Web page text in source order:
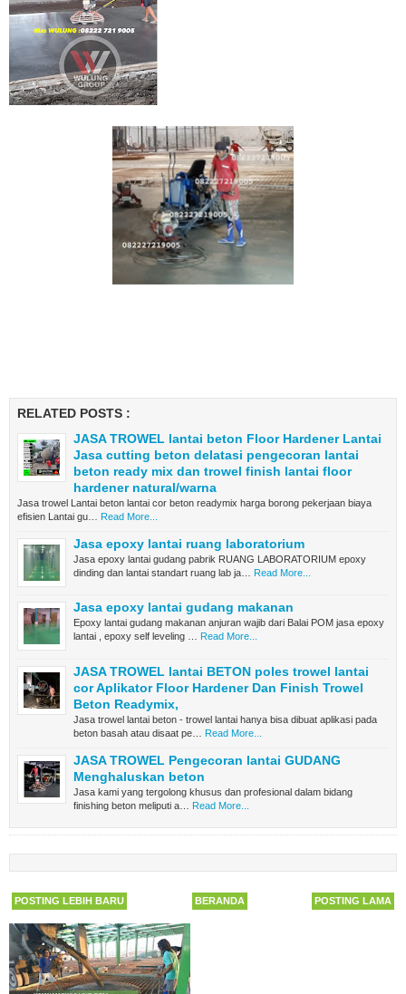
RELATED POSTS :
JASA TROWEL lantai beton Floor Hardener Lantai
Jasa cutting beton delatasi pengecoran lantai
beton ready mix dan trowel finish lantai floor
hardener natural/warna
Jasa trowel Lantai beton lantai cor beton readymix harga borong pekerjaan biaya
efisien Lantai gu…
Read More...
Jasa epoxy lantai ruang laboratorium
Jasa epoxy lantai gudang pabrik RUANG LABORATORIUM epoxy
dinding dan lantai standart ruang lab ja…
Read More...
Jasa epoxy lantai gudang makanan
Epoxy lantai gudang makanan anjuran wajib dari Balai POM jasa epoxy
lantai , epoxy self leveling … Read More...
JASA TROWEL lantai BETON poles trowel lantai
cor Aplikator Floor Hardener Dan Finish Trowel
Beton Readymix,
Jasa trowel lantai beton - trowel lantai hanya bisa dibuat aplikasi pada
beton basah atau disaat pe…
Read More...
JASA TROWEL Pengecoran lantai GUDANG
Menghaluskan beton
Jasa kami yang tergolong khusus dan profesional dalam bidang
finishing beton meliputi a…
Read More...
POSTING LEBIH BARU POSTING LAMA
BERANDA